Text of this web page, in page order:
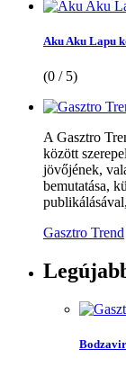
Aku Aku Lapu
(0 / 5)
A Gasztro
között
jövőjének,
bemutatása,
Gasztro Trend